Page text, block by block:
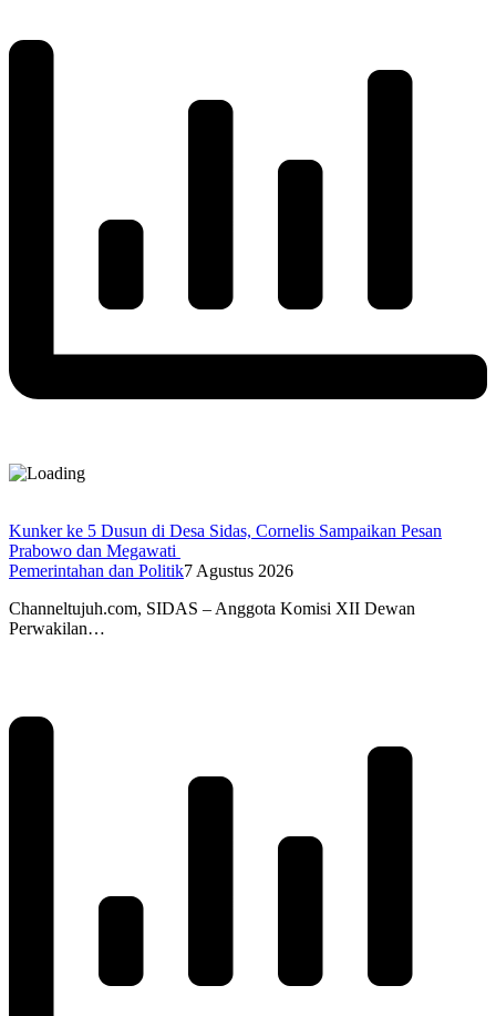
Kunker ke 5 Dusun di Desa Sidas, Cornelis Sampaikan Pesan
Prabowo dan Megawati
Pemerintahan dan Politik7 Agustus 2026
Channeltujuh.com, SIDAS – Anggota Komisi XII Dewan
Perwakilan…